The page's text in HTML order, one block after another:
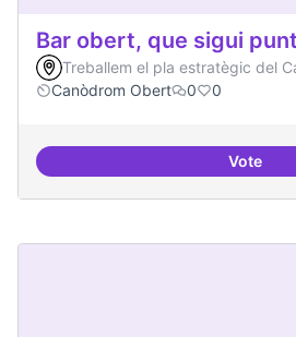
Bar obert, que sigui
Treballem el pla estratègic del
Canòdrom Obert
0 0
Vote
Bar